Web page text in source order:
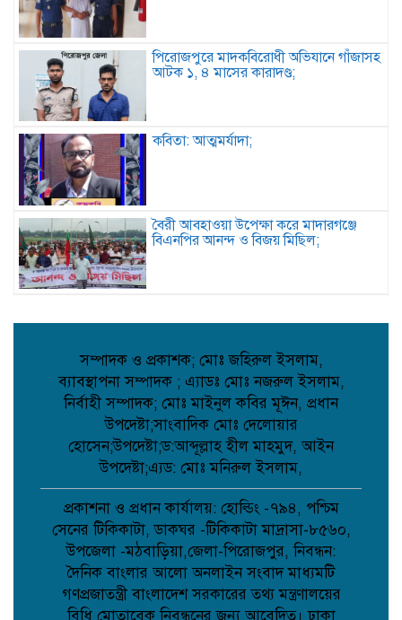
পিরোজপুরে মাদকবিরোধী অভিযানে গাঁজাসহ
আটক ১, ৪ মাসের কারাদণ্ড;
কবিতা: আত্মমর্যাদা;
বৈরী আবহাওয়া উপেক্ষা করে মাদারগঞ্জে
বিএনপির আনন্দ ও বিজয় মিছিল;
বিএম কলেজে জুলাই গণঅভ্যুত্থান দিবস
পোরশায় শহিদ পরিবার ও জুলাই যোদ্ধাদের
সংবর্ধনা;
আত্রাইয়ে জুলাই গণঅভ্যুত্থান দিবসে
স্মৃতিচারণ জুলাই যোদ্ধাদের সংবর্ধনা ও
আলোচনা সভা অনুষ্ঠিত ;
ডাসারে কাঠের ফার্নিচারে কাজ করতে গিয়ে
বিস্ফোরণে শিশুর মৃত্যু;
সম্পাদক ও প্রকাশক; মোঃ জহিরুল ইসলাম,
ব্যাবস্থাপনা সম্পাদক ; এ্যাডঃ মোঃ নজরুল ইসলাম,
নির্বাহী সম্পাদক; মোঃ মাইনুল কবির মূঈন, প্রধান
উপদেষ্টা;সাংবাদিক মোঃ দেলোয়ার
হোসেন;উপদেষ্টা;ড:আব্দূল্লাহ হীল মাহমুদ, আইন
উপদেষ্টা;এ্যড: মোঃ মনিরুল ইসলাম,
প্রকাশনা ও প্রধান কার্যালয়: হোল্ডিং -৭৯৪, পশ্চিম
সেনের টিকিকাটা, ডাকঘর -টিকিকাটা মাদ্রাসা-৮৫৬০,
উপজেলা -মঠবাড়িয়া,জেলা-পিরোজপুর, নিবন্ধন:
দৈনিক বাংলার আলো অনলাইন সংবাদ মাধ্যমটি
গণপ্রজাতন্ত্রী বাংলাদেশ সরকারের তথ্য মন্ত্রণালয়ের
বিধি মোতাবেক নিবন্ধনের জন্য আবেদিত। ঢাকা